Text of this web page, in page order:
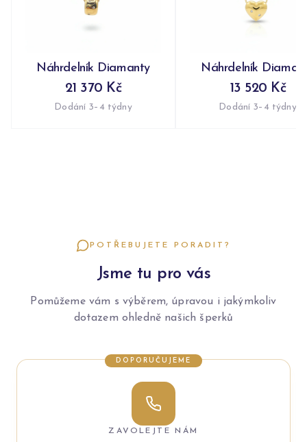
Náhrdelník Diamanty
21 370 Kč
Dodání 3–4 týdny
Náhrdelník
13 520 Kč
Dodání 3–4 týdny
POTŘEBUJETE PORADIT?
Jsme tu pro vás
Pomůžeme vám s výběrem, úpravou i jakýmkoliv
dotazem ohledně našich šperků
DOPORUČUJEME
ZAVOLEJTE NÁM